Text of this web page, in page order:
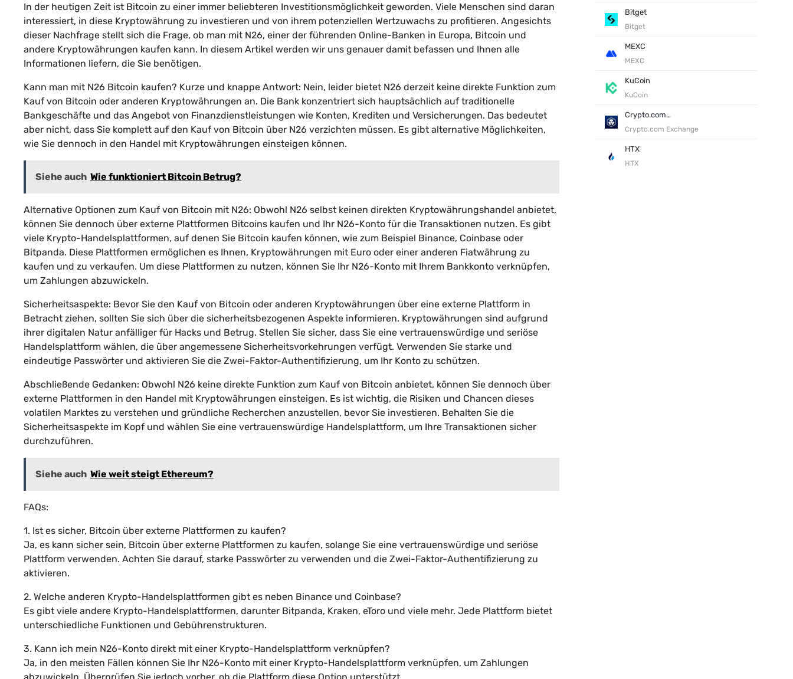
In der heutigen Zeit ist Bitcoin zu einer immer beliebteren Investitionsmöglichkeit geworden. Viele Menschen sind daran
interessiert, in diese Kryptowährung zu investieren und von ihrem potenziellen Wertzuwachs zu profitieren. Angesichts
dieser Nachfrage stellt sich die Frage, ob man mit N26, einer der führenden Online-Banken in Europa, Bitcoin und
andere Kryptowährungen kaufen kann. In diesem Artikel werden wir uns genauer damit befassen und Ihnen alle
Informationen liefern, die Sie benötigen.
Kann man mit N26 Bitcoin kaufen? Kurze und knappe Antwort: Nein, leider bietet N26 derzeit keine direkte Funktion zum
Kauf von Bitcoin oder anderen Kryptowährungen an. Die Bank konzentriert sich hauptsächlich auf traditionelle
Bankgeschäfte und das Angebot von Finanzdienstleistungen wie Konten, Krediten und Versicherungen. Das bedeutet
aber nicht, dass Sie komplett auf den Kauf von Bitcoin über N26 verzichten müssen. Es gibt alternative Möglichkeiten,
wie Sie dennoch in den Handel mit Kryptowährungen einsteigen können.
Siehe auch Wie funktioniert Bitcoin Betrug?
Alternative Optionen zum Kauf von Bitcoin mit N26: Obwohl N26 selbst keinen direkten Kryptowährungshandel anbietet,
können Sie dennoch über externe Plattformen Bitcoins kaufen und Ihr N26-Konto für die Transaktionen nutzen. Es gibt
viele Krypto-Handelsplattformen, auf denen Sie Bitcoin kaufen können, wie zum Beispiel Binance, Coinbase oder
Bitpanda. Diese Plattformen ermöglichen es Ihnen, Kryptowährungen mit Euro oder einer anderen Fiatwährung zu
kaufen und zu verkaufen. Um diese Plattformen zu nutzen, können Sie Ihr N26-Konto mit Ihrem Bankkonto verknüpfen,
um Zahlungen abzuwickeln.
Sicherheitsaspekte: Bevor Sie den Kauf von Bitcoin oder anderen Kryptowährungen über eine externe Plattform in
Betracht ziehen, sollten Sie sich über die sicherheitsbezogenen Aspekte informieren. Kryptowährungen sind aufgrund
ihrer digitalen Natur anfälliger für Hacks und Betrug. Stellen Sie sicher, dass Sie eine vertrauenswürdige und seriöse
Handelsplattform wählen, die über angemessene Sicherheitsvorkehrungen verfügt. Verwenden Sie starke und
eindeutige Passwörter und aktivieren Sie die Zwei-Faktor-Authentifizierung, um Ihr Konto zu schützen.
Abschließende Gedanken: Obwohl N26 keine direkte Funktion zum Kauf von Bitcoin anbietet, können Sie dennoch über
externe Plattformen in den Handel mit Kryptowährungen einsteigen. Es ist wichtig, die Risiken und Chancen dieses
volatilen Marktes zu verstehen und gründliche Recherchen anzustellen, bevor Sie investieren. Behalten Sie die
Sicherheitsaspekte im Kopf und wählen Sie eine vertrauenswürdige Handelsplattform, um Ihre Transaktionen sicher
durchzuführen.
Siehe auch Wie weit steigt Ethereum?
FAQs:
1. Ist es sicher, Bitcoin über externe Plattformen zu kaufen?
Ja, es kann sicher sein, Bitcoin über externe Plattformen zu kaufen, solange Sie eine vertrauenswürdige und seriöse
Plattform verwenden. Achten Sie darauf, starke Passwörter zu verwenden und die Zwei-Faktor-Authentifizierung zu
aktivieren.
2. Welche anderen Krypto-Handelsplattformen gibt es neben Binance und Coinbase?
Es gibt viele andere Krypto-Handelsplattformen, darunter Bitpanda, Kraken, eToro und viele mehr. Jede Plattform bietet
unterschiedliche Funktionen und Gebührenstrukturen.
3. Kann ich mein N26-Konto direkt mit einer Krypto-Handelsplattform verknüpfen?
Ja, in den meisten Fällen können Sie Ihr N26-Konto mit einer Krypto-Handelsplattform verknüpfen, um Zahlungen
Bitget
Bitget
MEXC
MEXC
KuCoin
KuCoin
Crypto.com Exchange
Crypto.com Exchange
HTX
HTX